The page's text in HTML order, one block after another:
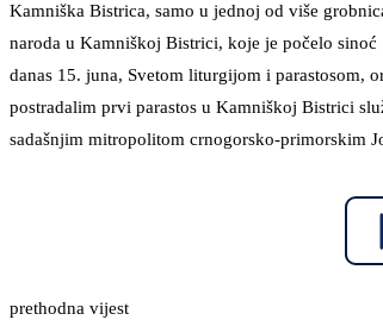
Kamniška Bistrica, samo u jednoj od više
naroda u Kamniškoj Bistrici, koje je počelo
danas 15. juna, Svetom liturgijom i parastosom,
postradalim prvi parastos u Kamniškoj Bistrici
sadašnjim mitropolitom crnogorsko-primorskim
prethodna vijest